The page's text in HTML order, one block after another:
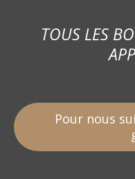
TOUS LES
Pour nous